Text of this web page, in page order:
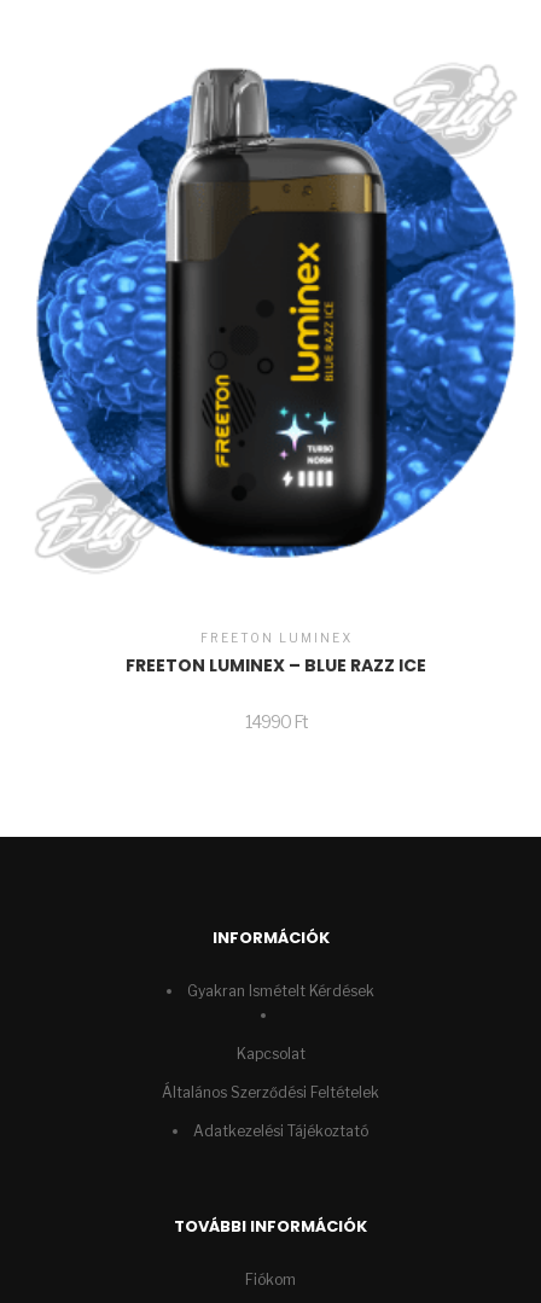
FREETON LUMINEX
FREETON LUMINEX – BLUE RAZZ ICE
14990 Ft
INFORMÁCIÓK
Gyakran Ismételt Kérdések
Kapcsolat
Általános Szerződési Feltételek
Adatkezelési Tájékoztató
TOVÁBBI INFORMÁCIÓK
Fiókom